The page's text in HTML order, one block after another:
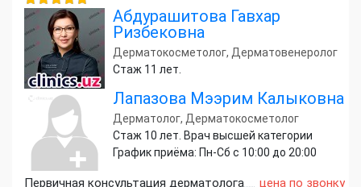
Абдурашитова Гавхар
Ризбековна
Дерматокосметолог, Дерматовенеролог
Стаж 11 лет.
Лапазова Мээрим Калыковна
Дерматолог, Дерматокосметолог
Стаж 10 лет. Врач высшей категории
График приёма: Пн-Сб с 10:00 до 20:00
Первичная консультация дерматолога
цена по звонку